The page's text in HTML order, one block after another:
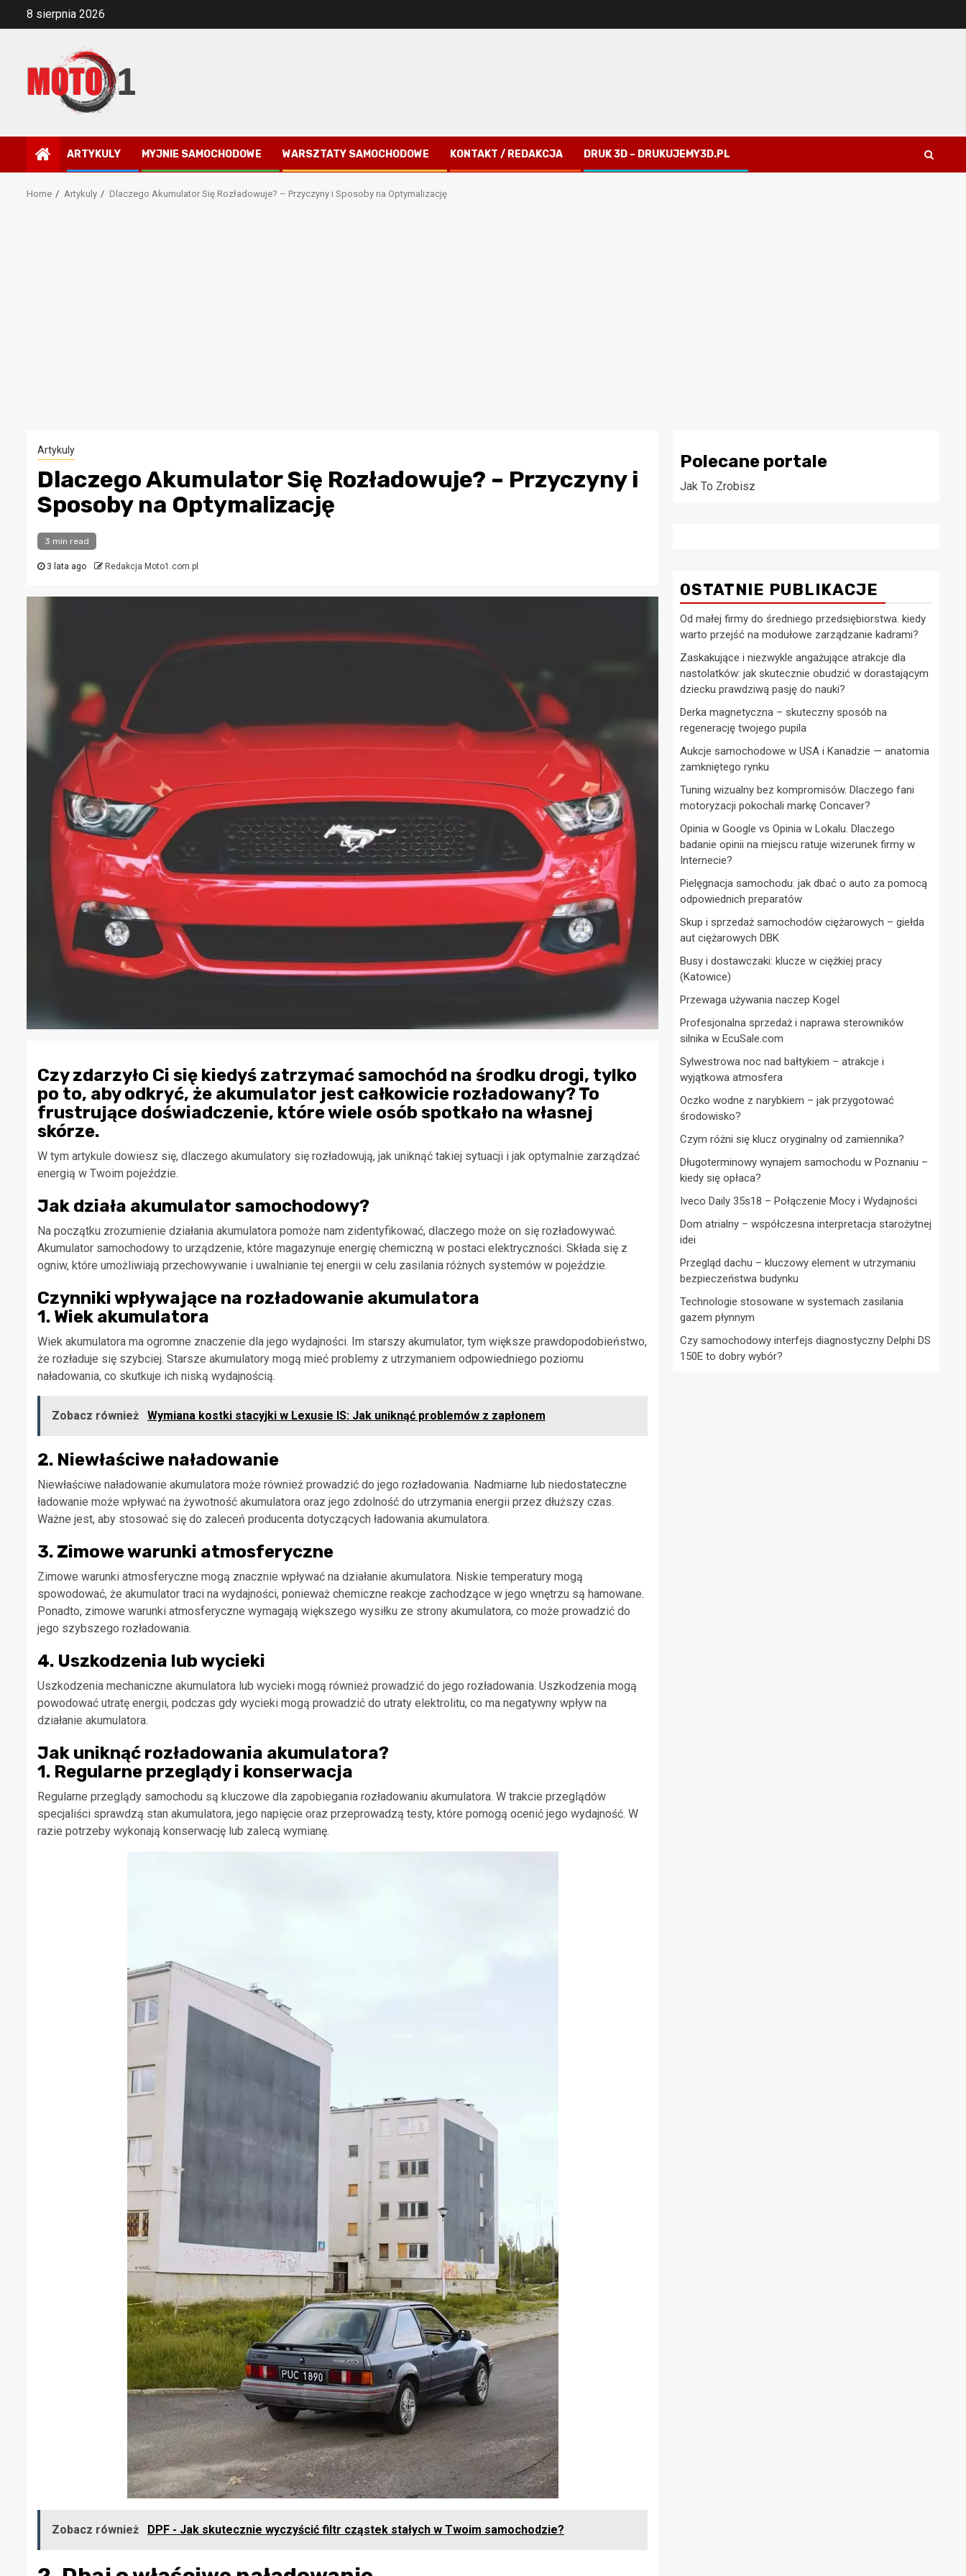
8 sierpnia 2026
ARTYKULY MYJNIE SAMOCHODOWE WARSZTATY SAMOCHODOWE KONTAKT / REDAKCJA DRUK 3D – DRUKUJEMY3D.PL
Home Artykuly Dlaczego Akumulator Się Rozładowuje? – Przyczyny i Sposoby na Optymalizację
Artykuly
Dlaczego Akumulator Się Rozładowuje? – Przyczyny i
Sposoby na Optymalizację
3 min read
3 lata ago Redakcja Moto1.com.pl
Czy zdarzyło Ci się kiedyś zatrzymać samochód na środku drogi, tylko
po to, aby odkryć, że akumulator jest całkowicie rozładowany? To
frustrujące doświadczenie, które wiele osób spotkało na własnej
skórze.
W tym artykule dowiesz się, dlaczego akumulatory się rozładowują, jak uniknąć takiej sytuacji i jak optymalnie zarządzać
energią w Twoim pojeździe.
Jak działa akumulator samochodowy?
Na początku zrozumienie działania akumulatora pomoże nam zidentyfikować, dlaczego może on się rozładowywać.
Akumulator samochodowy to urządzenie, które magazynuje energię chemiczną w postaci elektryczności. Składa się z
ogniw, które umożliwiają przechowywanie i uwalnianie tej energii w celu zasilania różnych systemów w pojeździe.
Czynniki wpływające na rozładowanie akumulatora
1. Wiek akumulatora
Wiek akumulatora ma ogromne znaczenie dla jego wydajności. Im starszy akumulator, tym większe prawdopodobieństwo,
że rozładuje się szybciej. Starsze akumulatory mogą mieć problemy z utrzymaniem odpowiedniego poziomu
naładowania, co skutkuje ich niską wydajnością.
Zobacz również Wymiana kostki stacyjki w Lexusie IS: Jak uniknąć problemów z zapłonem
2. Niewłaściwe naładowanie
Niewłaściwe naładowanie akumulatora może również prowadzić do jego rozładowania. Nadmiarne lub niedostateczne
ładowanie może wpływać na żywotność akumulatora oraz jego zdolność do utrzymania energii przez dłuższy czas.
Ważne jest, aby stosować się do zaleceń producenta dotyczących ładowania akumulatora.
3. Zimowe warunki atmosferyczne
Zimowe warunki atmosferyczne mogą znacznie wpływać na działanie akumulatora. Niskie temperatury mogą
spowodować, że akumulator traci na wydajności, ponieważ chemiczne reakcje zachodzące w jego wnętrzu są hamowane.
Ponadto, zimowe warunki atmosferyczne wymagają większego wysiłku ze strony akumulatora, co może prowadzić do
jego szybszego rozładowania.
4. Uszkodzenia lub wycieki
Uszkodzenia mechaniczne akumulatora lub wycieki mogą również prowadzić do jego rozładowania. Uszkodzenia mogą
powodować utratę energii, podczas gdy wycieki mogą prowadzić do utraty elektrolitu, co ma negatywny wpływ na
działanie akumulatora.
Jak uniknąć rozładowania akumulatora?
1. Regularne przeglądy i konserwacja
Regularne przeglądy samochodu są kluczowe dla zapobiegania rozładowaniu akumulatora. W trakcie przeglądów
specjaliści sprawdzą stan akumulatora, jego napięcie oraz przeprowadzą testy, które pomogą ocenić jego wydajność. W
razie potrzeby wykonają konserwację lub zalecą wymianę.
Zobacz również DPF - Jak skutecznie wyczyścić filtr cząstek stałych w Twoim samochodzie?
Polecane portale
Jak To Zrobisz
OSTATNIE PUBLIKACJE
Od małej firmy do średniego przedsiębiorstwa. kiedy
warto przejść na modułowe zarządzanie kadrami?
Zaskakujące i niezwykle angażujące atrakcje dla
nastolatków: jak skutecznie obudzić w dorastającym
dziecku prawdziwą pasję do nauki?
Derka magnetyczna – skuteczny sposób na
regenerację twojego pupila
Aukcje samochodowe w USA i Kanadzie — anatomia
zamkniętego rynku
Tuning wizualny bez kompromisów. Dlaczego fani
motoryzacji pokochali markę Concaver?
Opinia w Google vs Opinia w Lokalu. Dlaczego
badanie opinii na miejscu ratuje wizerunek firmy w
Internecie?
Pielęgnacja samochodu: jak dbać o auto za pomocą
odpowiednich preparatów
Skup i sprzedaż samochodów ciężarowych – giełda
aut ciężarowych DBK
Busy i dostawczaki: klucze w ciężkiej pracy
(Katowice)
Przewaga używania naczep Kogel
Profesjonalna sprzedaż i naprawa sterowników
silnika w EcuSale.com
Sylwestrowa noc nad bałtykiem – atrakcje i
wyjątkowa atmosfera
Oczko wodne z narybkiem – jak przygotować
środowisko?
Czym różni się klucz oryginalny od zamiennika?
Długoterminowy wynajem samochodu w Poznaniu –
kiedy się opłaca?
Iveco Daily 35s18 – Połączenie Mocy i Wydajności
Dom atrialny – współczesna interpretacja starożytnej
idei
Przegląd dachu – kluczowy element w utrzymaniu
bezpieczeństwa budynku
Technologie stosowane w systemach zasilania
gazem płynnym
Czy samochodowy interfejs diagnostyczny Delphi DS
150E to dobry wybór?